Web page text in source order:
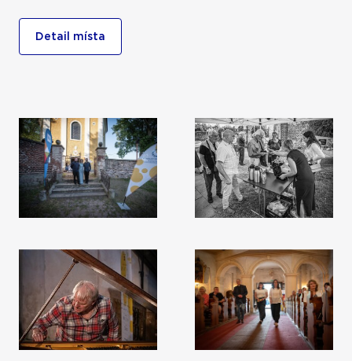
Detail místa